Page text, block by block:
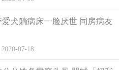
犬躺病床一脸厌世 同房病友
2020-07-18